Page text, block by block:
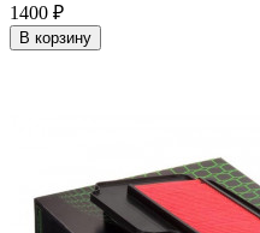
1400 ₽
В корзину